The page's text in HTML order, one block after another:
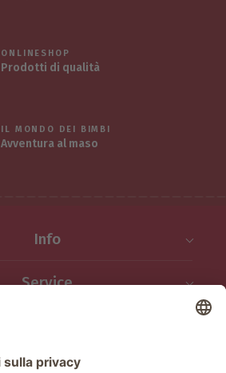
ONLINESHOP
Prodotti di qualità
IL MONDO DEI BIMBI
Avventura al maso
Info
Service
Newsletter